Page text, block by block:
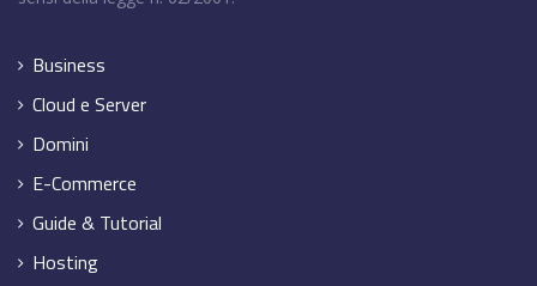
Business
Cloud e Server
Domini
E-Commerce
Guide & Tutorial
Hosting